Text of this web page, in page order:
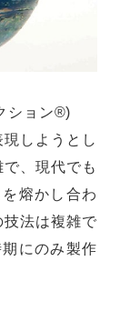
ション®)
しようとし
、現代でも
熔かし合わ
法は複雑で
にのみ製作